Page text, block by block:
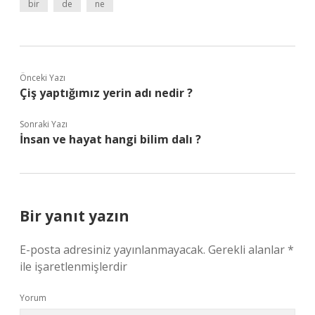
bir de ne
Önceki Yazı
Çiş yaptığımız yerin adı nedir ?
Sonraki Yazı
İnsan ve hayat hangi bilim dalı ?
Bir yanıt yazın
E-posta adresiniz yayınlanmayacak. Gerekli alanlar*
ile işaretlenmişlerdir
Yorum